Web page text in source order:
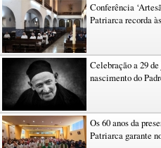
Conferência
Patriarca recorda
Celebração a 29
nascimento do
Os 60 anos da
Patriarca garante